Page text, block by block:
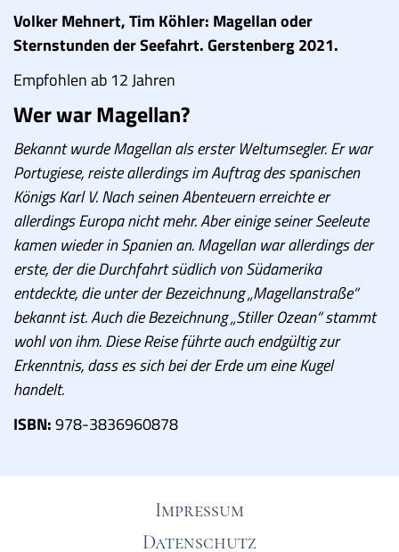
Volker Mehnert, Tim Köhler: Magellan oder
Sternstunden der Seefahrt. Gerstenberg 2021.
Empfohlen ab 12 Jahren
Wer war Magellan?
Bekannt wurde Magellan als erster Weltumsegler. Er war
Portugiese, reiste allerdings im Auftrag des spanischen
Königs Karl V. Nach seinen Abenteuern erreichte er
allerdings Europa nicht mehr. Aber einige seiner Seeleute
kamen wieder in Spanien an. Magellan war allerdings der
erste, der die Durchfahrt südlich von Südamerika
entdeckte, die unter der Bezeichnung „Magellanstraße“
bekannt ist. Auch die Bezeichnung „Stiller Ozean“ stammt
wohl von ihm. Diese Reise führte auch endgültig zur
Erkenntnis, dass es sich bei der Erde um eine Kugel
handelt.
ISBN:978-3836960878
Impressum
Datenschutz